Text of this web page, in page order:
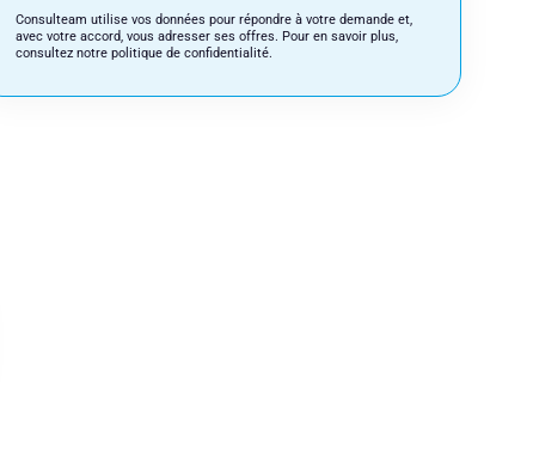
Consulteam utilise vos données pour répondre à votre demande et,
avec votre accord, vous adresser ses offres. Pour en savoir plus,
consultez notre politique de confidentialité.